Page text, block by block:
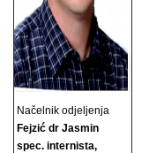
Načelnik odjeljenja
Fejzić dr Jasmin
spec. internista,